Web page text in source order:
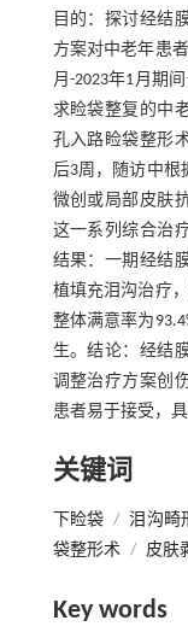
目的：探讨经结
方案对中老年患
月-2023年1月期
求睑袋整复的中
孔入路睑袋整形
后3周，随访中根
微创或局部皮肤
这一系列综合治
结果：一期经结
植填充泪沟治疗
整体满意率为
生。结论：经结
调整治疗方案创
患者易于接受，
关键词
下睑袋 / 泪沟畸
袋整形术 / 皮肤
Key words